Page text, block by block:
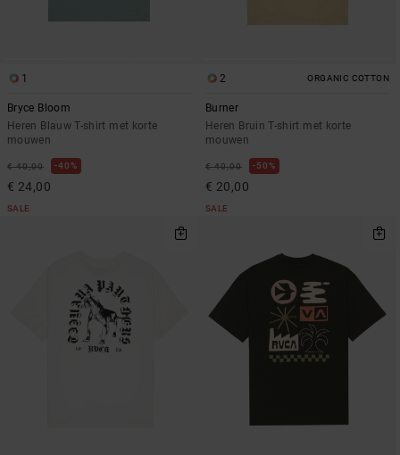
1
Bryce Bloom
Heren Blauw T-shirt met korte
mouwen
€ 40,00 40%
€ 24,00
SALE
2 ORGANIC COTTON
Burner
Heren Bruin T-shirt met korte
mouwen
€ 40,00 50%
€ 20,00
SALE